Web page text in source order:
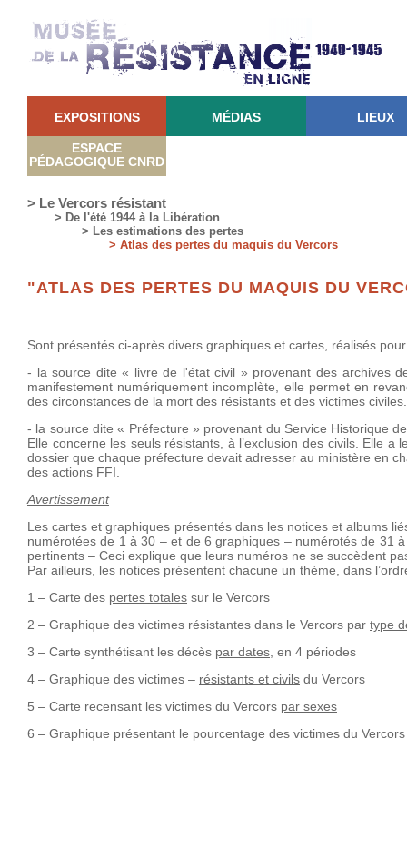
EXPOSITIONS MÉDIAS LIEUX
ESPACE
PÉDAGOGIQUE CNRD
> Le Vercors résistant
> De l'été 1944 à la Libération
> Les estimations des pertes
> Atlas des pertes du maquis du Vercors
"ATLAS DES PERTES DU MAQUIS DU
Sont présentés ci-après divers graphiques et cartes, réalisés
- la source dite « livre de l'état civil » provenant des archives
manifestement numériquement incomplète, elle permet en
des circonstances de la mort des résistants et des victimes civiles.
- la source dite « Préfecture » provenant du Service Historique
Elle concerne les seuls résistants, à l’exclusion des civils. Elle
dossier que chaque préfecture devait adresser au ministère en
des actions FFI.
Avertissement
Les cartes et graphiques présentés dans les notices et albums
numérotées de 1 à 30 – et de 6 graphiques – numérotés de 31
pertinents – Ceci explique que leurs numéros ne se succèdent
Par ailleurs, les notices présentent chacune un thème, dans
1 – Carte des pertes totales sur le Vercors
2 – Graphique des victimes résistantes dans le Vercors par type
3 – Carte synthétisant les décès par dates , en 4 périodes
4 – Graphique des victimes – résistants et civils du Vercors
5 – Carte recensant les victimes du Vercors par sexes
6 – Graphique présentant le pourcentage des victimes du